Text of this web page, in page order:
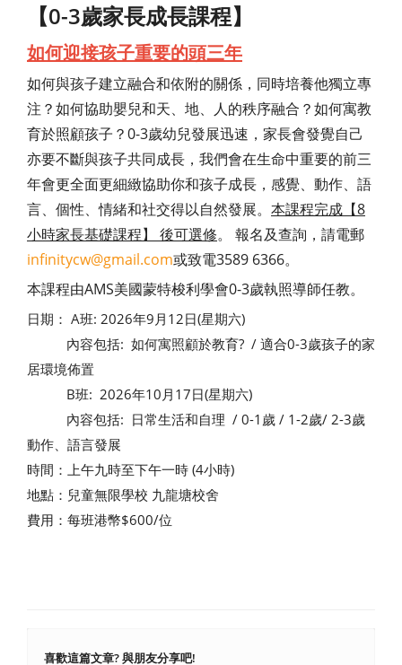
【0-3歲家長成長課程】
如何迎接孩子重要的頭三年
如何與孩子建立融合和依附的關係，同時培養他獨立專
注？如何協助嬰兒和天、地、人的秩序融合？如何寓教
育於照顧孩子？0-3歲幼兒發展迅速，家長會發覺自己
亦要不斷與孩子共同成長，我們會在生命中重要的前三
年會更全面更細緻協助你和孩子成長，感覺、動作、語
言、個性、情緒和社交得以自然發展。 本課程完成【8
小時家長基礎課程】 後可選修。 報名及查詢，請電郵
infinitycw@gmail.com或致電3589 6366。
本課程由AMS美國蒙特梭利學會0-3歲執照導師任教。
日期： A班: 2026年9月12日(星期六)
內容包括: 如何寓照顧於教育? / 適合0-3歲孩子的家
居環境佈置
B班: 2026年10月17日(星期六)
內容包括: 日常生活和自理 / 0-1歲 / 1-2歲/ 2-3歲
動作、語言發展
時間：上午九時至下午一時 (4小時)
地點：兒童無限學校 九龍塘校舍
費用：每班港幣$600/位
喜歡這篇文章? 與朋友分享吧!